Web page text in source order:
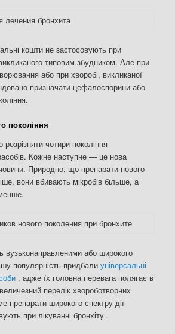
кошти не застосовують при
викликаного типовим збудником. Але при
або при хворобі, викликаної
призначати цефалоспорини або
покоління
чотири покоління
Кожне наступне — це нова
Природно, що препарати нового
вони вбивають мікробів більше, а
вузьконаправленими або широкого
популярність придбалиуніверсальні
, адже їх головна перевага полягає в
перелік хвороботворних
препарати широкого спектру дії
при лікуванні бронхіту.